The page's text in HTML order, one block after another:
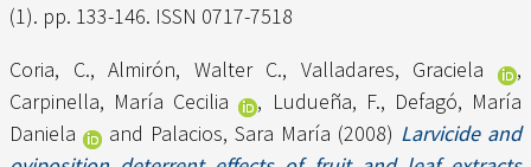
(1). pp. 133-146. ISSN 0717-7518
Coria, C.,Almirón, Walter C., Valladares, Graciela
,
Carpinella, María Cecilia
, Ludueña, F., Defagó, María
Daniela
and Palacios, Sara María (2008) Larvicide and